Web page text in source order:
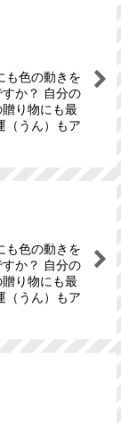
も色の動きを
か？ 自分の
り物にも最
（うん）もア
も色の動きを
か？ 自分の
り物にも最
（うん）もア